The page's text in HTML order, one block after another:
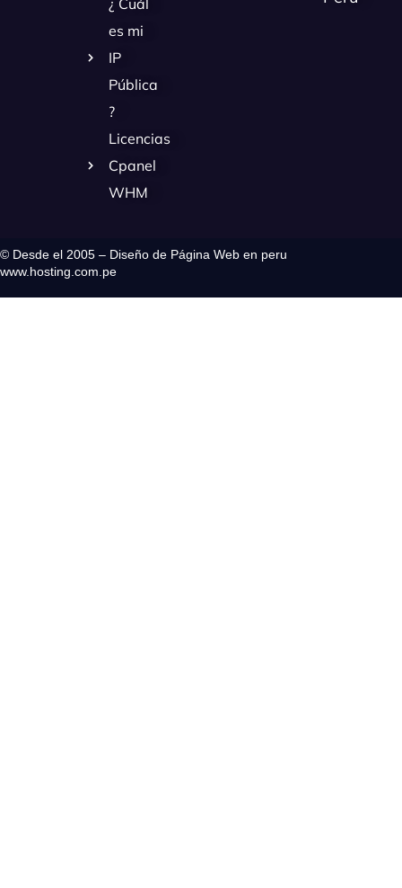
¿ Cuál
es mi
IP
Pública
?
Licencias
Cpanel
WHM
© Desde el 2005 – Diseño de Página Web en peru
www.hosting.com.pe